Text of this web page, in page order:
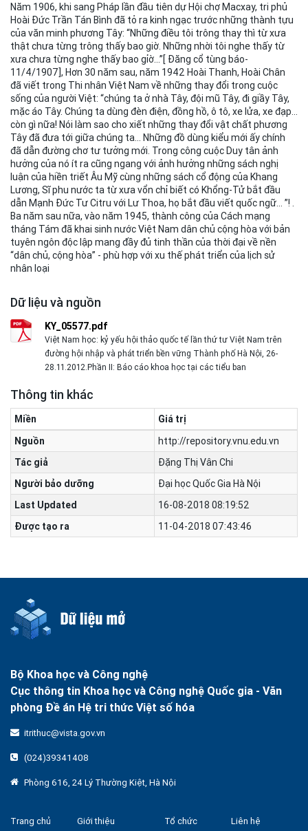
Năm 1906, khi sang Pháp lần đầu tiên dự Hội chợ Macxay, tri phủ
Hoài Đức Trần Tán Bình đã tỏ ra kinh ngạc trước những thành tựu
của văn minh phương Tây: “Những điều tôi trông thay thì từ xưa
thật chưa từng trông thấy bao giờ. Những nhời tôi nghe thấy từ
xưa chưa từng nghe thấy bao gỉờ...”[ Đăng cổ tùng báo-
11/4/1907], Hơn 30 năm sau, năm 1942 Hoài Thanh, Hoài Chân
đã viết trong Thi nhân Việt Nam về những thay đổi trong cuộc
sống của người Việt: “chúng ta ở nhà Tây, đội mũ Tây, đi giầy Tây,
mặc áo Tây. Chúng ta dùng đèn điện, đồng hồ, ô tô, xe lửa, xe đạp...
còn gì nữa! Nói làm sao cho xiết những thay đổi vật chất phương
Tây đã đưa tới giữa chúng ta... Những đồ dùng kiểu mới ấy chính
đã dẫn đường chơ tư tưởng mới. Trong công cuộc Duy tân ảnh
hưởng của nó ít ra cũng ngang với ảnh hưởng những sách nghị
luận của hiền triết Âu Mỹ cùng những sách cổ động của Khang
Lương, Sĩ phu nước ta từ xưa vổn chỉ biết có Khổng-Tử bắt đầu
dẫn Mạnh Đức Tư Citru với Lư Thoa, họ bắt đầu viết quốc ngữ... ”! .
Ba năm sau nữa, vào năm 1945, thành công của Cách mạng
tháng Tám đã khai sinh nước Việt Nam dân chủ cộng hòa với bản
tuyên ngôn độc lập mang đầy đủ tinh thần của thời đại về nền
“dân chủ, cộng hòa” - phù hợp với xu thế phát triển của lịch sử
nhân loại
Dữ liệu và nguồn
KY_05577.pdf
Việt Nam học: kỷ yếu hội thảo quốc tế lần thứ tư Việt Nam trên
đường hội nhập và phát triển bền vững Thành phố Hà Nội, 26-
28.11.2012.Phần II: Báo cáo khoa học tại các tiểu ban
Thông tin khác
Miền
Giá trị
Nguồn
http://repository.vnu.edu.vn
Tác giả
Đặng Thị Vân Chi
Người bảo dưỡng
Đại học Quốc Gia Hà Nội
Last Updated
16-08-2018 08:19:52
Được tạo ra
11-04-2018 07:43:46
Bộ Khoa học và Công nghệ
Cục thông tin Khoa học và Công nghệ Quốc gia - Văn
phòng Đề án Hệ tri thức Việt số hóa
itrithuc@vista.gov.vn
(024)39341408
Phòng 616, 24 Lý Thường Kiệt, Hà Nội
Trang chủ Giới thiệu Tổ chức Liên hệ